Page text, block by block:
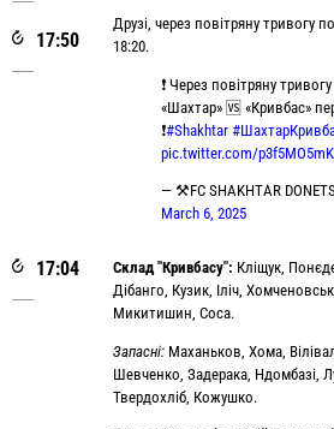
17:50
Друзі, через повітряну тривогу
18:20.
❗️ Через повітряну
«Шахтар» 🆚 «Кривбас»
❗️#Shakhtar
pic.twitter.com/
— ⚒FC SHAKHTAR
March 6, 2025
17:04 Склад "Кривбасу": Кліщук,
Дібанго, Кузик, Іліч,
Микитишин, Соса.
Запасні: Маханьков, Хома,
Шевченко, Задерака, Ндомбазі,
Твердохліб, Кожушко.